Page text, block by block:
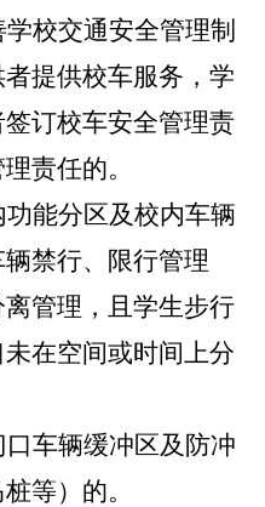
校交通安全管理制
提供校车服务，学
订校车安全管理责
责任的。
能分区及校内车辆
禁行、限行管理
管理，且学生步行
在空间或时间上分
口车辆缓冲区及防冲
等）的。